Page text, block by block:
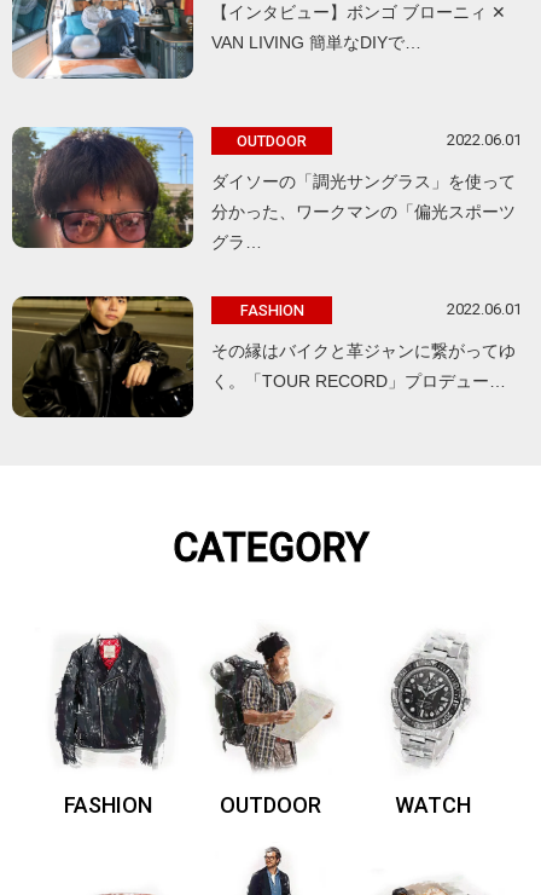
【インタビュー】ボンゴ ブローニィ ✕
VAN LIVING 簡単なDIYで…
OUTDOOR 2022.06.01
ダイソーの「調光サングラス」を使って
分かった、ワークマンの「偏光スポーツ
グラ…
FASHION 2022.06.01
その縁はバイクと革ジャンに繋がってゆ
く。「TOUR RECORD」プロデュー…
CATEGORY
FASHION OUTDOOR WATCH